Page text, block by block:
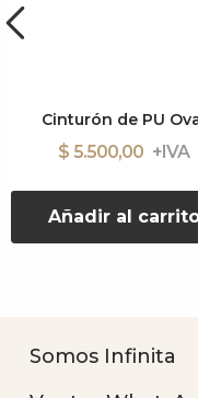
Cinturón de PU
$ 5.500,00
Añadir al
Somos Infinita